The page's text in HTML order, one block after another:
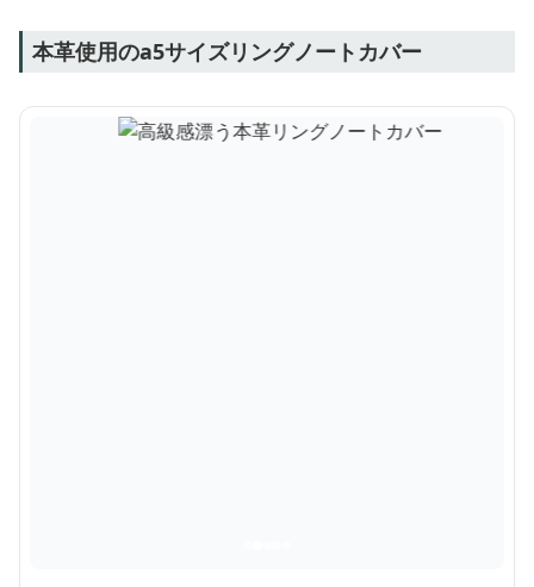
本革使用のa5サイズリングノートカバー